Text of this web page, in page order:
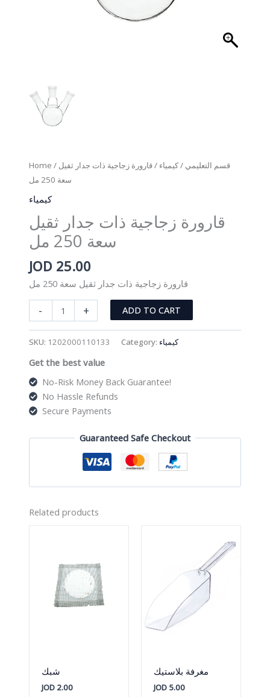
Home / قسم التعليمي /كيمياء / قارورة زجاجية ذات جدار ثقيل
سعة 250 مل
كيمياء
قارورة زجاجية ذات جدار ثقيل
سعة 250 مل
JOD 25.00
قارورة زجاجية ذات جدار ثقيل سعة 250 مل
-
زجاجية
ثقيل
سعة
250
مل
+ ADD TO CART
SKU: 1202000110133 Category: كيمياء
Get the best value
No-Risk Money Back Guarantee!
No Hassle Refunds
Secure Payments
Guaranteed Safe Checkout
Related products
شبك
JOD2.00
مغرفة بلاستيك
JOD 5.00